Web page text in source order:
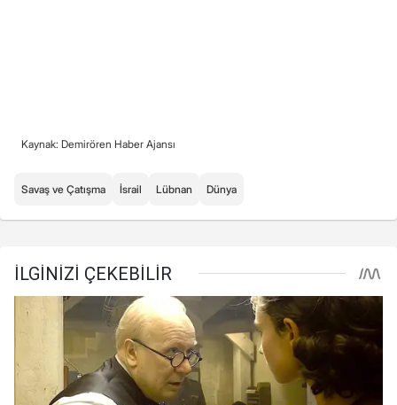
Kaynak: Demirören Haber Ajansı
Savaş ve Çatışma İsrail Lübnan Dünya